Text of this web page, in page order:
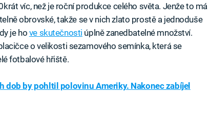
víc, než je roční produkce celého světa. Jenže to má
obrovské, takže se v nich zlato prostě a jednoduše
je hove skutečnosti úplně zanedbatelné množství.
o velikosti sezamového semínka, která se
fotbalové hřiště.
dob by pohltil polovinu Ameriky. Nakonec zabíjel